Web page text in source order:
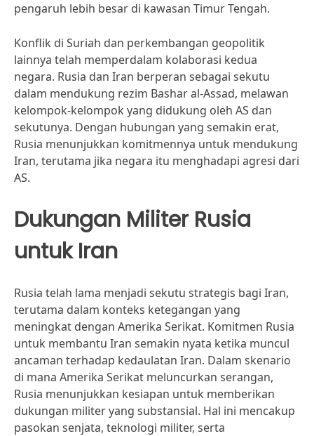
pengaruh lebih besar di kawasan Timur Tengah.
Konflik di Suriah dan perkembangan geopolitik
lainnya telah memperdalam kolaborasi kedua
negara. Rusia dan Iran berperan sebagai sekutu
dalam mendukung rezim Bashar al-Assad, melawan
kelompok-kelompok yang didukung oleh AS dan
sekutunya. Dengan hubungan yang semakin erat,
Rusia menunjukkan komitmennya untuk mendukung
Iran, terutama jika negara itu menghadapi agresi dari
AS.
Dukungan Militer Rusia
untuk Iran
Rusia telah lama menjadi sekutu strategis bagi Iran,
terutama dalam konteks ketegangan yang
meningkat dengan Amerika Serikat. Komitmen Rusia
untuk membantu Iran semakin nyata ketika muncul
ancaman terhadap kedaulatan Iran. Dalam skenario
di mana Amerika Serikat meluncurkan serangan,
Rusia menunjukkan kesiapan untuk memberikan
dukungan militer yang substansial. Hal ini mencakup
pasokan senjata, teknologi militer, serta